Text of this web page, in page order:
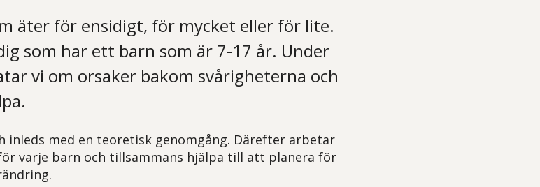
äter för ensidigt, för mycket eller för lite.
som har ett barn som är 7-17 år. Under
vi om orsaker bakom svårigheterna och
inleds med en teoretisk genomgång. Därefter arbetar
varje barn och tillsammans hjälpa till att planera för